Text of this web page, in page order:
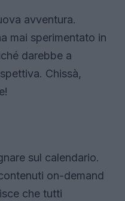
avventura.
mai sperimentato in
darebbe a
Chissà,
sul calendario.
on-demand
che tutti